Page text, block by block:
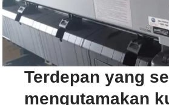
Terdepan yang
mengutamakan